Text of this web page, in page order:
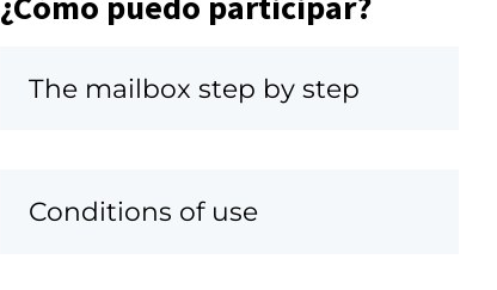
The mailbox step by step
Conditions of use